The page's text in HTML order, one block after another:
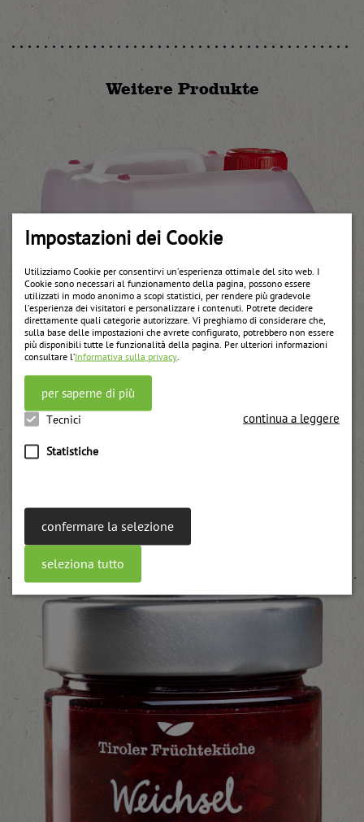
Impostazioni dei Cookie
Utilizziamo Cookie per consentirvi un’esperienza ottimale del sito web. I
Cookie sono necessari al funzionamento della pagina, possono essere
utilizzati in modo anonimo a scopi statistici, per rendere più gradevole
l’esperienza dei visitatori e personalizzare i contenuti. Potrete decidere
direttamente quali categorie autorizzare. Vi preghiamo di considerare che,
sulla base delle impostazioni che avrete configurato, potrebbero non essere
più disponibili tutte le funzionalità della pagina. Per ulteriori informazioni
consultare l’Informativa sulla privacy
per saperne di più
Tecnici
Statistiche
continua a leggere
confermare la selezione
seleziona tutto
Weitere Produkte
Sciroppo di mirtillo nero
weitere Informationen